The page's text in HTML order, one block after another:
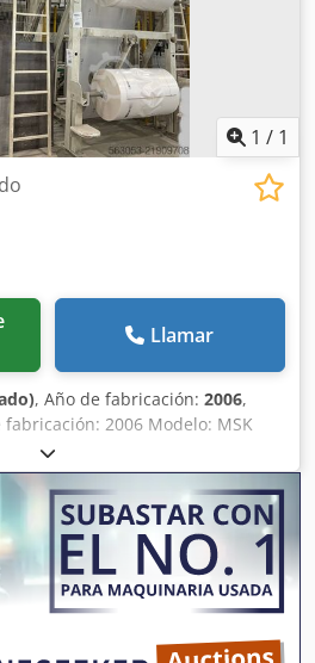
barrera fotoeléctrica de
/ manual, Totalmente nuevo,
fabricante, entregado y
climatizado en Hungría.
1 / 1
Llamar
, Año de fabricación: 2006,
2006 Modelo: MSK
palets/h SIEMENS S7 Chsdpfx